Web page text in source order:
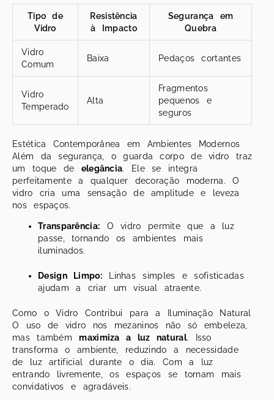
Tipo de
Vidro
Resistência
à Impacto
Segurança em
Quebra
Vidro
Comum
Baixa Pedaços cortantes
Vidro
Temperado
Alta
Fragmentos
pequenos e
seguros
Estética Contemporânea em Ambientes Modernos
Além da segurança, o guarda corpo de vidro traz
um toque de elegância. Ele se integra
perfeitamente a qualquer decoração moderna. O
vidro cria uma sensação de amplitude e leveza
nos espaços.
Transparência: O vidro permite que a luz
passe, tornando os ambientes mais
iluminados.
Design Limpo:Linhas simples e sofisticadas
ajudam a criar um visual atraente.
Como o Vidro Contribui para a Iluminação Natural
O uso de vidro nos mezaninos não só embeleza,
mas tambémmaximiza a luz natural. Isso
transforma o ambiente, reduzindo a necessidade
de luz artificial durante o dia. Com a luz
entrando livremente, os espaços se tornam mais
convidativos e agradáveis.